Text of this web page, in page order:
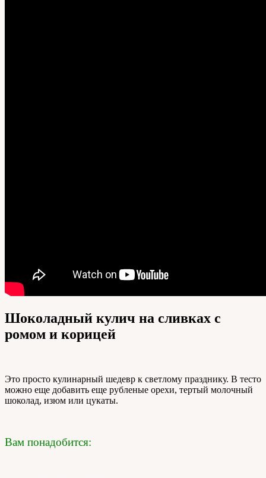
Шоколадный кулич на сливках с
ромом и корицей
Это просто кулинарный шедевр к светлому празднику. В тесто
можно еще добавить еще рубленые орехи, тертый молочный
шоколад, изюм или цукаты.
Вам понадобится: